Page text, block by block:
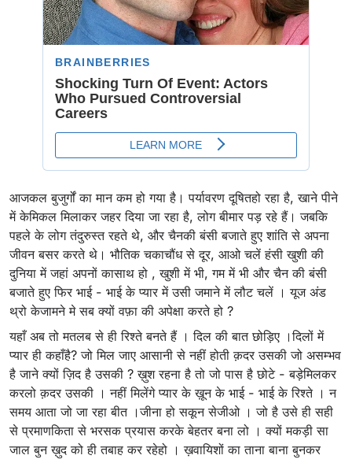
आजकल बुजुर्गों का मान कम हो गया है। पर्यावरण दूषितहो रहा है, खाने पीने
में केमिकल मिलाकर जहर दिया जा रहा है, लोग बीमार पड़ रहे हैं। जबकि
पहले के लोग तंदुरुस्त रहते थे, और चैनकी बंसी बजाते हुए शांति से अपना
जीवन बसर करते थे। भौतिक चकाचौंध से दूर, आओ चलें हंसी खुशी की
दुनिया में जहां अपनों कासाथ हो , खुशी में भी, गम में भी और चैन की बंसी
बजाते हुए फिर भाई - भाई के प्यार में उसी जमाने में लौट चलें । यूज अंड
थ्रो केजामने मे सब क्यों वफ़ा की अपेक्षा करते हो ?
यहाँ अब तो मतलब से ही रिश्ते बनते हैं । दिल की बात छोड़िए ।दिलों में
प्यार ही कहाँहै? जो मिल जाए आसानी से नहीं होती क़दर उसकी जो असम्भव
है जाने क्यों ज़िद है उसकी ? ख़ुश रहना है तो जो पास है छोटे - बड़ेमिलकर
करलो क़दर उसकी । नहीं मिलेंगे प्यार के ख़ून के भाई - भाई के रिश्ते । न
समय आता जो जा रहा बीत ।जीना हो सकून सेजीओ । जो है उसे ही सही
से प्रमाणकिता से भरसक प्रयास करके बेहतर बना लो । क्यों मकड़ी सा
जाल बुन ख़ुद को ही तबाह कर रहेहो । ख़वायिशों का ताना बाना बुनकर